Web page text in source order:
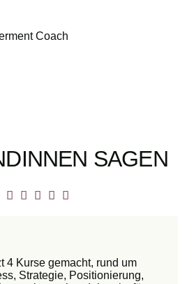
Coach
SAGEN
4 Kurse gemacht, rund um
Strategie, Positionierung,